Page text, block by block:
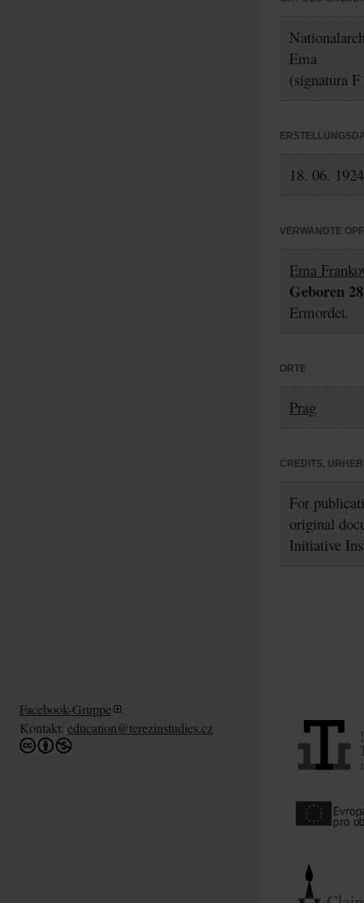
Ema
(signatura
18. 06. 1924
VERWANDTE
Ema
Geboren
Ermordet.
ORTE
Prag
CREDITS,
For
original
Initiative
Facebook-Gruppe
Kontakt: education@terezinstudies.cz